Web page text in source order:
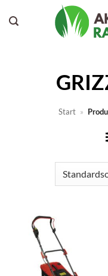
Inhalt
Start »